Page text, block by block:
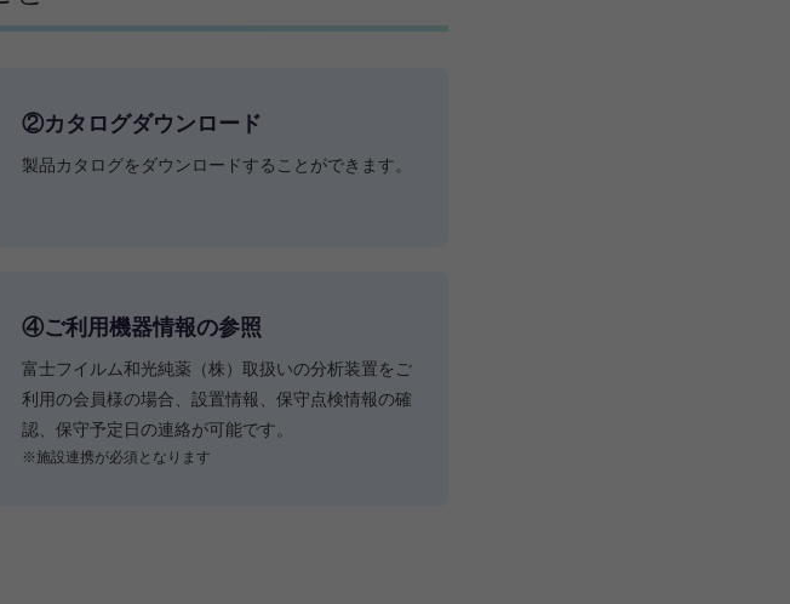
②カタログダウンロード
製品カタログをダウンロードすることができます。
④ご利⽤機器情報の参照
富士フイルム和光純薬（株）取扱いの分析装置をご
利用の会員様の場合、設置情報、保守点検情報の確
認、保守予定日の連絡が可能です。
※施設連携が必須となります